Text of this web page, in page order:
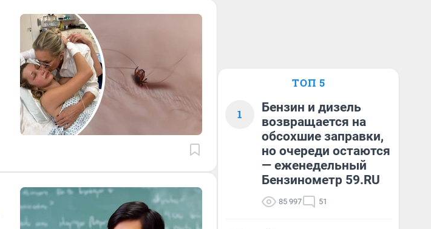
ТОП 5
1
Бензин и дизель
возвращается на
обсохшие заправки,
но очереди остаются
— еженедельный
Бензинометр 59.RU
85 997 51